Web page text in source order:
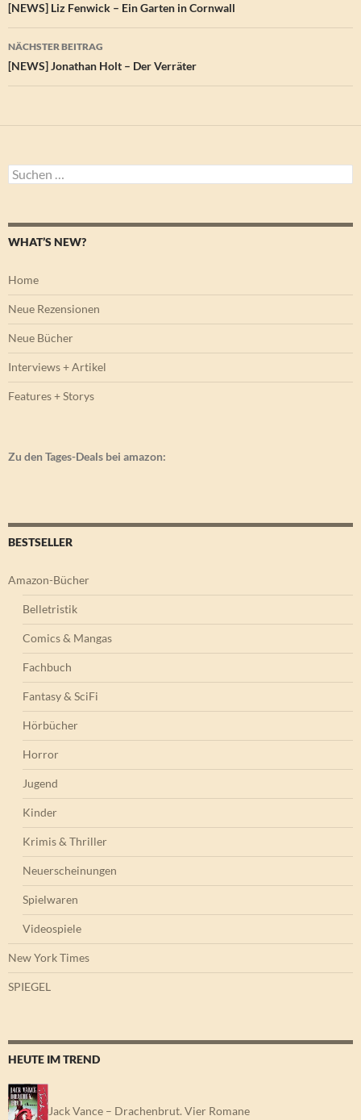
[NEWS] Liz Fenwick – Ein Garten in Cornwall
NÄCHSTER BEITRAG
[NEWS] Jonathan Holt – Der Verräter
Suchen
nach:
WHAT’S NEW?
Home
Neue Rezensionen
Neue Bücher
Interviews + Artikel
Features + Storys
Zu den Tages-Deals bei amazon:
BESTSELLER
Amazon-Bücher
Belletristik
Comics & Mangas
Fachbuch
Fantasy & SciFi
Hörbücher
Horror
Jugend
Kinder
Krimis & Thriller
Neuerscheinungen
Spielwaren
Videospiele
New York Times
SPIEGEL
HEUTE IM TREND
Jack Vance – Drachenbrut. Vier Romane